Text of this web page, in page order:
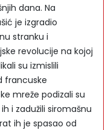
dana. Na
je izgradio
stranku i
revolucije na kojoj
su izmislili
francuske
mreže podizali su
i zadužili siromašnu
ih je spasao od